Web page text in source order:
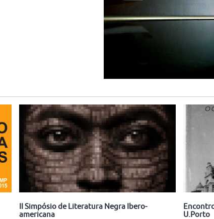
II Simpósio de Literatura Negra Ibero-
americana
U.Porto